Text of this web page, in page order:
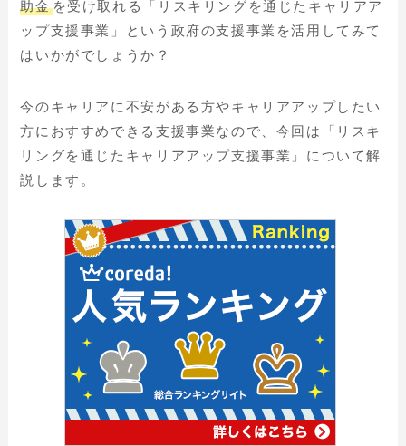
助金を受け取れる「リスキリングを通じたキャリアア
ップ支援事業」という政府の支援事業を活用してみて
はいかがでしょうか？
今のキャリアに不安がある方やキャリアアップしたい
方におすすめできる支援事業なので、今回は「リスキ
リングを通じたキャリアアップ支援事業」について解
説します。